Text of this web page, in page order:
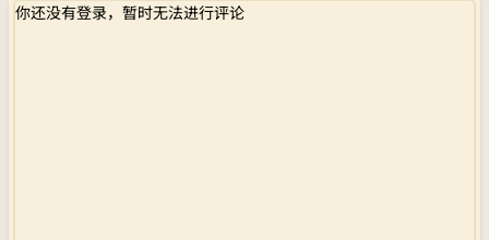
你还没有登录，暂时无法进行评论